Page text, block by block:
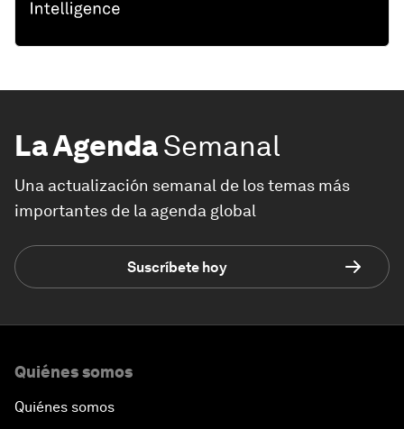
La AgendaSemanal
Una actualización semanal de los temas más
importantes de la agenda global
Suscríbete hoy
Quiénes somos
Quiénes somos